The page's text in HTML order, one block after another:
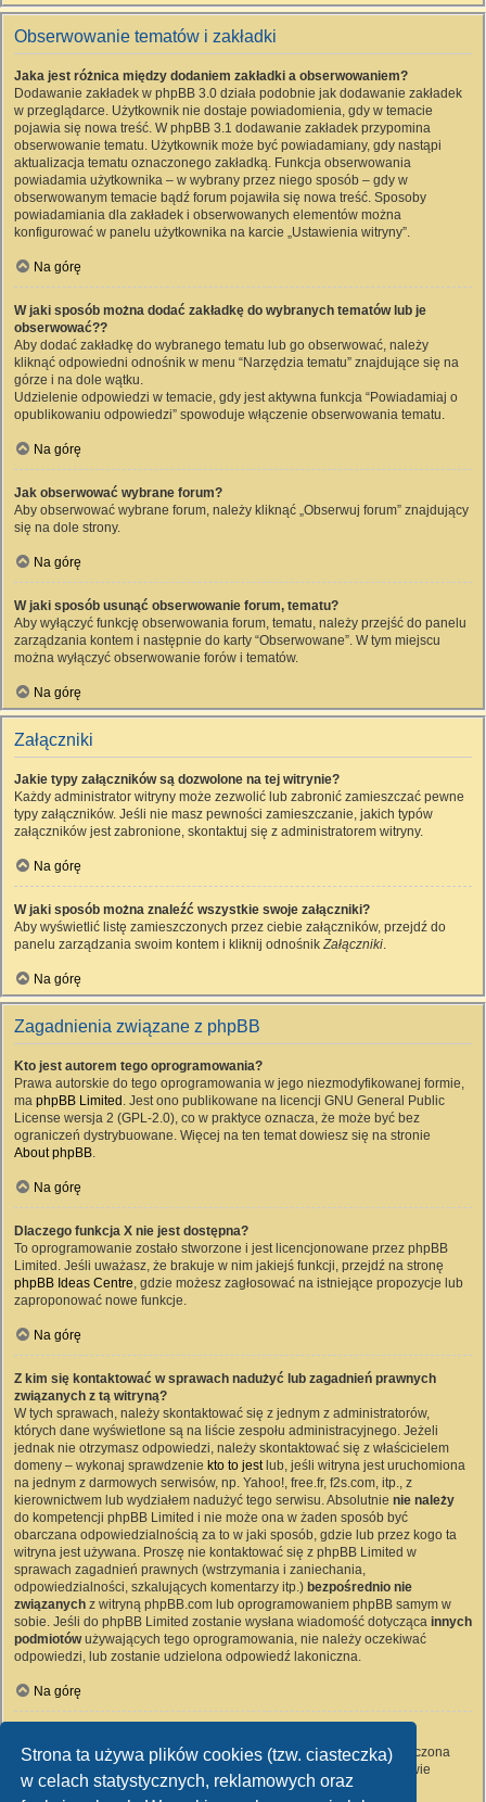
Strona ta używa plików cookies (tzw. ciasteczka)
w celach statystycznych, reklamowych oraz
Obserwowanie tematów i zakładki
Jaka jest różnica między dodaniem zakładki a obserwowaniem?
Dodawanie zakładek w phpBB 3.0 działa podobnie jak dodawanie zakładek
w przeglądarce. Użytkownik nie dostaje powiadomienia, gdy w temacie
pojawia się nowa treść. W phpBB 3.1 dodawanie zakładek przypomina
obserwowanie tematu. Użytkownik może być powiadamiany, gdy nastąpi
aktualizacja tematu oznaczonego zakładką. Funkcja obserwowania
powiadamia użytkownika – w wybrany przez niego sposób – gdy w
obserwowanym temacie bądź forum pojawiła się nowa treść. Sposoby
powiadamiania dla zakładek i obserwowanych elementów można
konfigurować w panelu użytkownika na karcie „Ustawienia witryny”.
Na górę
W jaki sposób można dodać zakładkę do wybranych tematów lub je
obserwować??
Aby dodać zakładkę do wybranego tematu lub go obserwować, należy
kliknąć odpowiedni odnośnik w menu “Narzędzia tematu” znajdujące się na
górze i na dole wątku.
Udzielenie odpowiedzi w temacie, gdy jest aktywna funkcja “Powiadamiaj o
opublikowaniu odpowiedzi” spowoduje włączenie obserwowania tematu.
Na górę
Jak obserwować wybrane forum?
Aby obserwować wybrane forum, należy kliknąć „Obserwuj forum” znajdujący
się na dole strony.
Na górę
W jaki sposób usunąć obserwowanie forum, tematu?
Aby wyłączyć funkcję obserwowania forum, tematu, należy przejść do panelu
zarządzania kontem i następnie do karty “Obserwowane”. W tym miejscu
można wyłączyć obserwowanie forów i tematów.
Na górę
Załączniki
Jakie typy załączników są dozwolone na tej witrynie?
Każdy administrator witryny może zezwolić lub zabronić zamieszczać pewne
typy załączników. Jeśli nie masz pewności zamieszczanie, jakich typów
załączników jest zabronione, skontaktuj się z administratorem witryny.
Na górę
W jaki sposób można znaleźć wszystkie swoje załączniki?
Aby wyświetlić listę zamieszczonych przez ciebie załączników, przejdź do
panelu zarządzania swoim kontem i kliknij odnośnikZałączniki.
Na górę
Zagadnienia związane z phpBB
Kto jest autorem tego oprogramowania?
Prawa autorskie do tego oprogramowania w jego niezmodyfikowanej formie,
ma phpBB Limited . Jest ono publikowane na licencji GNU General Public
License wersja 2 (GPL-2.0), co w praktyce oznacza, że może być bez
ograniczeń dystrybuowane. Więcej na ten temat dowiesz się na stronie
About phpBB.
Na górę
Dlaczego funkcja X nie jest dostępna?
To oprogramowanie zostało stworzone i jest licencjonowane przez phpBB
Limited. Jeśli uważasz, że brakuje w nim jakiejś funkcji, przejdź na stronę
phpBB Ideas Centre, gdzie możesz zagłosować na istniejące propozycje lub
zaproponować nowe funkcje.
Na górę
Z kim się kontaktować w sprawach nadużyć lub zagadnień prawnych
związanych z tą witryną?
W tych sprawach, należy skontaktować się z jednym z administratorów,
których dane wyświetlone są na liście zespołu administracyjnego. Jeżeli
jednak nie otrzymasz odpowiedzi, należy skontaktować się z właścicielem
domeny – wykonaj sprawdzenie kto to jestlub, jeśli witryna jest uruchomiona
na jednym z darmowych serwisów, np. Yahoo!, free.fr, f2s.com, itp., z
kierownictwem lub wydziałem nadużyć tego serwisu. Absolutnie nie należy
do kompetencji phpBB Limited i nie może ona w żaden sposób być
obarczana odpowiedzialnością za to w jaki sposób, gdzie lub przez kogo ta
witryna jest używana. Proszę nie kontaktować się z phpBB Limited w
sprawach zagadnień prawnych (wstrzymania i zaniechania,
odpowiedzialności, szkalujących komentarzy itp.) bezpośrednio nie
związanych z witryną phpBB.com lub oprogramowaniem phpBB samym w
sobie. Jeśli do phpBB Limited zostanie wysłana wiadomość dotycząca innych
podmiotówużywających tego oprogramowania, nie należy oczekiwać
odpowiedzi, lub zostanie udzielona odpowiedź lakoniczna.
Na górę
Wszyscy użytkownicy witryny mogą używać – jeśli funkcja ta jest włączona
przez administratora witryny – formularza „Kontakt z nami”. Członkowie
witryny mogą także używać odnośnika „Zespół administracyjny”.